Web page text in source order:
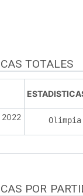
TOTALES
2022
POR